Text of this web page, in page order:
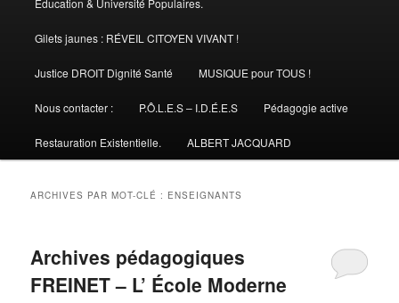
Gilets jaunes : RÉVEIL CITOYEN VIVANT !
Justice DROIT Dignité Santé MUSIQUE pour TOUS !
Nous contacter : P.Ô.L.E.S – I.D.É.E.S Pédagogie active
Restauration Existentielle. ALBERT JACQUARD
ARCHIVES PAR MOT-CLÉ : ENSEIGNANTS
Archives pédagogiques
FREINET – L’ École Moderne